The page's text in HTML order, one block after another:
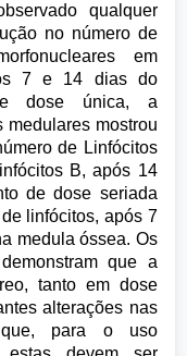
qualquer
no número de
em
7 e 14 dias do
dose única, a
medulares mostrou
de Linfócitos
B, após 14
de dose seriada
linfócitos, após 7
medula óssea. Os
que a
tanto em dose
alterações nas
que, para o uso